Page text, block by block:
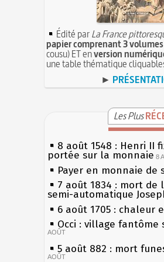
Édité parLa France
papier comprenant 3
cousu) ET enversion
une table thématique
►
Les Plus
8 août 1548 : Henri II
portée sur la monnaie 8
Payer en monnaie de
7 août 1834 : mort
semi-automatique
6 août 1705 : chaleur
Occi : village
AOÛT
5 août 882 : mort